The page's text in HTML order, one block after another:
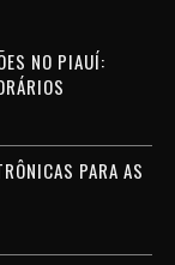
NO PIAUÍ:
PARA AS